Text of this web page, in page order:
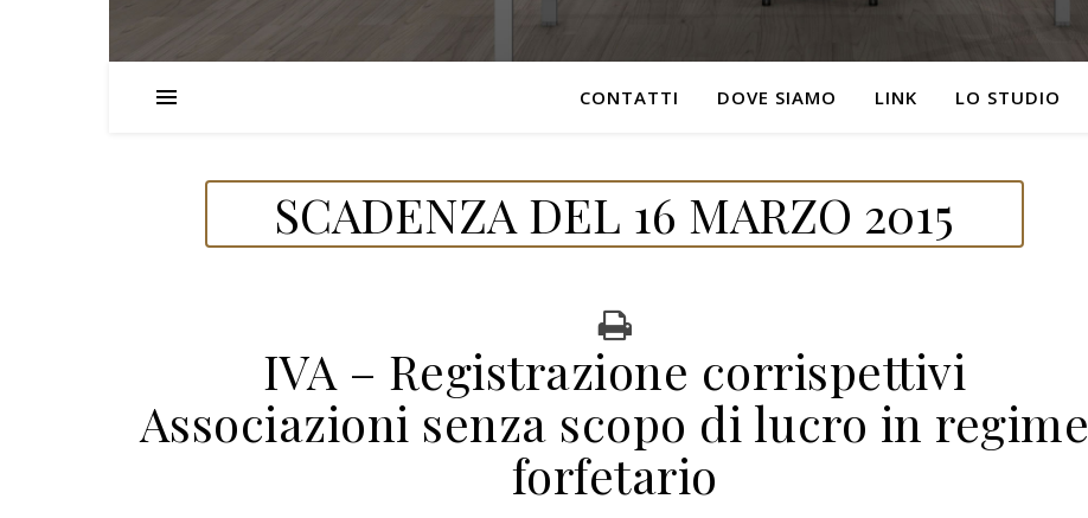
CONTATTI DOVE SIAMO LINK LO STUDIO
SCADENZA DEL 16 MARZO 2015
IVA – Registrazione corrispettivi
Associazioni senza scopo di lucro in regime
forfetario